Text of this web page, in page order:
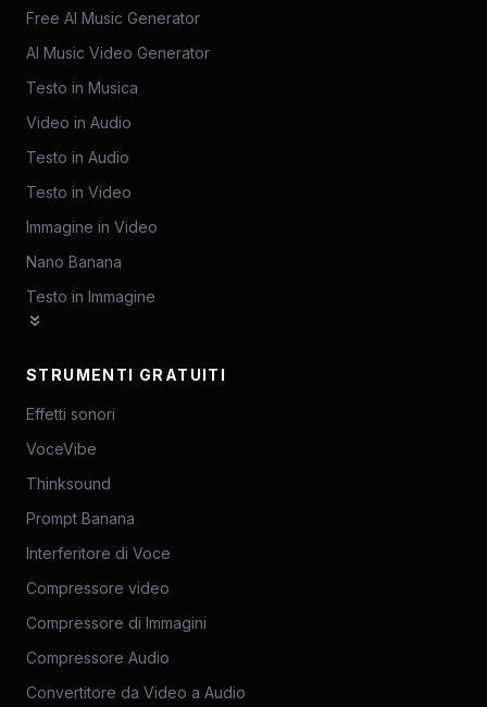
Free AI Music Generator
AI Music Video Generator
Testo in Musica
Video in Audio
Testo in Audio
Testo in Video
Immagine in Video
Nano Banana
Testo in Immagine
STRUMENTI GRATUITI
Effetti sonori
VoceVibe
Thinksound
Prompt Banana
Interferitore di Voce
Compressore video
Compressore di Immagini
Compressore Audio
Convertitore da Video a Audio